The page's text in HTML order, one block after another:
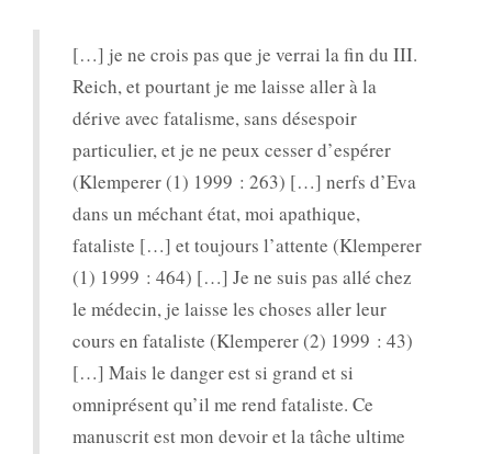
[…] je ne crois pas que je verrai la fin du III.
Reich, et pourtant je me laisse aller à la
dérive avec fatalisme, sans désespoir
particulier, et je ne peux cesser d’espérer
(Klemperer (1) 1999 : 263) […] nerfs d’Eva
dans un méchant état, moi apathique,
fataliste […] et toujours l’attente (Klemperer
(1) 1999 : 464) […] Je ne suis pas allé chez
le médecin, je laisse les choses aller leur
cours en fataliste (Klemperer (2) 1999 : 43)
[…] Mais le danger est si grand et si
omniprésent qu’il me rend fataliste. Ce
manuscrit est mon devoir et la tâche ultime